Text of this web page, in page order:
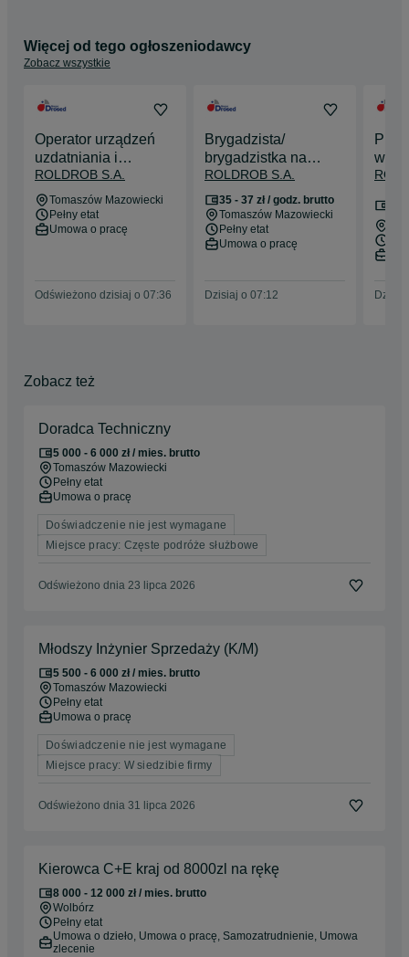
Więcej od tego ogłoszeniodawcy
Zobacz wszystkie
Operator urządzeń
uzdatniania i
oczyszczania wody
ROLDROB S.A.
Tomaszów Mazowiecki
Pełny etat
Umowa o pracę
Odświeżono dzisiaj o 07:36
Brygadzista/
brygadzistka na
wydziale produkcji
ROLDROB S.A.
35 - 37 zł / godz. brutto
Tomaszów Mazowiecki
Pełny etat
Umowa o pracę
Dzisiaj o 07:12
Zobacz też
Doradca Techniczny
5 000 - 6 000 zł / mies. brutto
Tomaszów Mazowiecki
Pełny etat
Umowa o pracę
Doświadczenie nie jest wymagane
Miejsce pracy: Częste podróże służbowe
Odświeżono dnia 23 lipca 2026
Młodszy Inżynier Sprzedaży (K/M)
5 500 - 6 000 zł / mies. brutto
Tomaszów Mazowiecki
Pełny etat
Umowa o pracę
Doświadczenie nie jest wymagane
Miejsce pracy: W siedzibie firmy
Odświeżono dnia 31 lipca 2026
Kierowca C+E kraj od 8000zl na rękę
8 000 - 12 000 zł / mies. brutto
Wolbórz
Pełny etat
Umowa o dzieło, Umowa o pracę, Samozatrudnienie, Umowa
zlecenie